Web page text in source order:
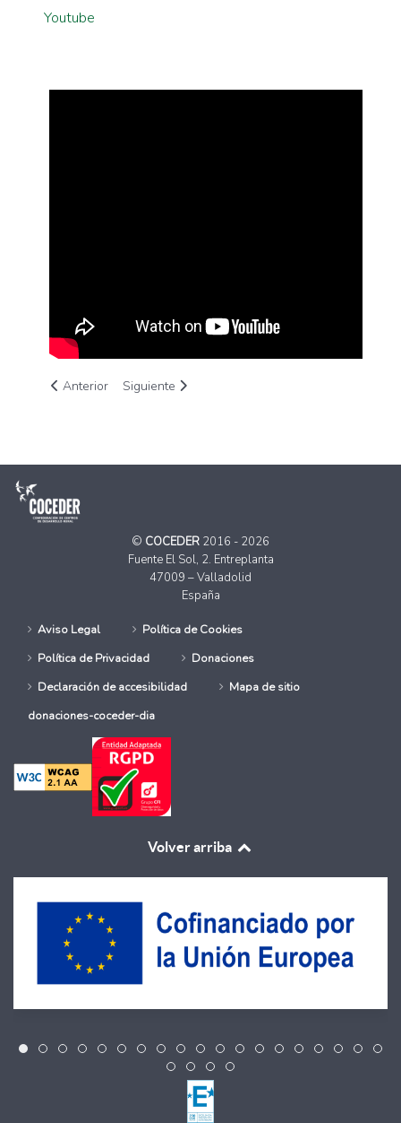
Youtube
Artículo anterior: La Asociación Guayente pone en marcha
Anterior Artículo siguiente: Comienza la segunda
Siguiente
© COCEDER 2016 - 2026
Fuente El Sol, 2. Entreplanta
47009 – Valladolid
España
Aviso Legal
Política de Cookies
Política de Privacidad
Donaciones
Declaración de accesibilidad
Mapa de sitio
donaciones-coceder-dia
Volver arriba